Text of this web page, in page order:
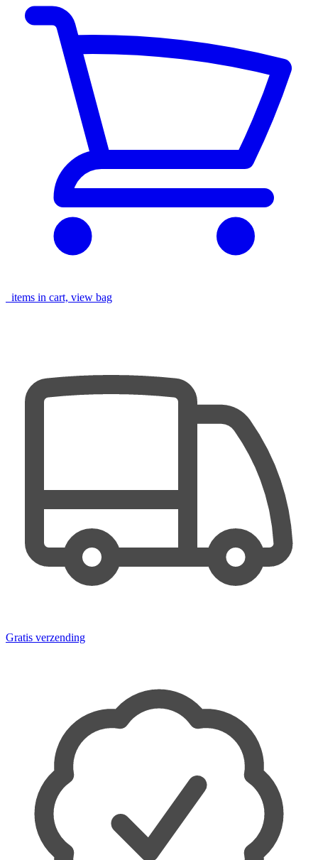
items in cart, view bag
Gratis verzending